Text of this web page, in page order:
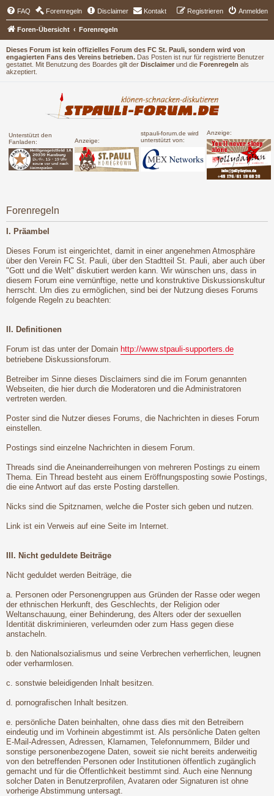
Dieses Forum ist kein offizielles Forum des FC St. Pauli, sondern wird von
engagierten Fans des Vereins betrieben. Das Posten ist nur für registrierte Benutzer
gestattet. Mit Benutzung des Boardes gilt der Disclaimer und die Forenregeln als
akzeptiert.
Unterstützt den
Fanladen:
Anzeige:
stpauli-forum.de wird
unterstützt von:
Anzeige:
FAQ Forenregeln Disclaimer Kontakt Anmelden
Registrieren
Foren-Übersicht Forenregeln
Forenregeln
I. Präambel
Dieses Forum ist eingerichtet, damit in einer angenehmen Atmosphäre
über den Verein FC St. Pauli, über den Stadtteil St. Pauli, aber auch über
"Gott und die Welt" diskutiert werden kann. Wir wünschen uns, dass in
diesem Forum eine vernünftige, nette und konstruktive Diskussionskultur
herrscht. Um dies zu ermöglichen, sind bei der Nutzung dieses Forums
folgende Regeln zu beachten:
II. Definitionen
Forum ist das unter der Domain http://www.stpauli-supporters.de
betriebene Diskussionsforum.
Betreiber im Sinne dieses Disclaimers sind die im Forum genannten
Webseiten, die hier durch die Moderatoren und die Administratoren
vertreten werden.
Poster sind die Nutzer dieses Forums, die Nachrichten in dieses Forum
einstellen.
Postings sind einzelne Nachrichten in diesem Forum.
Threads sind die Aneinanderreihungen von mehreren Postings zu einem
Thema. Ein Thread besteht aus einem Eröffnungsposting sowie Postings,
die eine Antwort auf das erste Posting darstellen.
Nicks sind die Spitznamen, welche die Poster sich geben und nutzen.
Link ist ein Verweis auf eine Seite im Internet.
III. Nicht geduldete Beiträge
Nicht geduldet werden Beiträge, die
a. Personen oder Personengruppen aus Gründen der Rasse oder wegen
der ethnischen Herkunft, des Geschlechts, der Religion oder
Weltanschauung, einer Behinderung, des Alters oder der sexuellen
Identität diskriminieren, verleumden oder zum Hass gegen diese
anstacheln.
b. den Nationalsozialismus und seine Verbrechen verherrlichen, leugnen
oder verharmlosen.
c. sonstwie beleidigenden Inhalt besitzen.
d. pornografischen Inhalt besitzen.
e. persönliche Daten beinhalten, ohne dass dies mit den Betreibern
eindeutig und im Vorhinein abgestimmt ist. Als persönliche Daten gelten
E-Mail-Adressen, Adressen, Klarnamen, Telefonnummern, Bilder und
sonstige personenbezogene Daten, soweit sie nicht bereits anderweitig
von den betreffenden Personen oder Institutionen öffentlich zugänglich
gemacht und für die Öffentlichkeit bestimmt sind. Auch eine Nennung
solcher Daten in Benutzerprofilen, Avataren oder Signaturen ist ohne
vorherige Abstimmung untersagt.